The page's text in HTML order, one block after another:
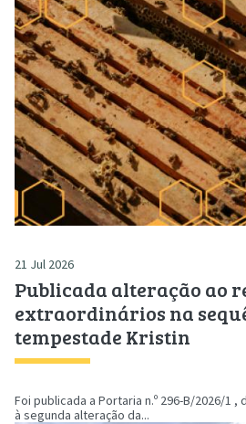
21 Jul 2026
Publicada alteração ao
extraordinários na
tempestade Kristin
Foi publicada a Portaria n.º 296-B/2026/1
à segunda alteração da...